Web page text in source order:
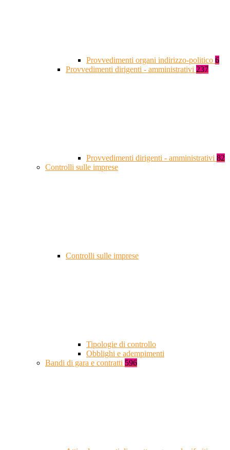
Provvedimenti organi indirizzo-politico 6
Provvedimenti dirigenti - amministrativi 237
Provvedimenti dirigenti - amministrativi 82
Controlli sulle imprese
Controlli sulle imprese
Tipologie di controllo
Obblighi e adempimenti
Bandi di gara e contratti 596